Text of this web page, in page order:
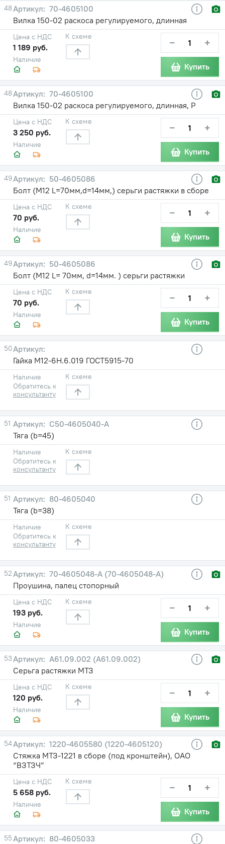
48
70-4605100
Вилка 150-02 раскоса регулируемого, длинная
Наличие
Цена с НДС
1 189 руб.
К схеме − +
Купить
48
70-4605100
Вилка 150-02 раскоса регулируемого, длинная, Р
Наличие
Цена с НДС
3 250 руб.
К схеме − +
Купить
49
50-4605086
Болт (М12 L=70мм,d=14мм,) серьги растяжки в сборе
Наличие
Цена с НДС
70 руб.
К схеме − +
Купить
49
50-4605086
Болт (М12 L= 70мм, d=14мм. ) серьги растяжки
Наличие
Цена с НДС
70 руб.
К схеме − +
Купить
50
Гайка М12-6Н.6.019 ГОСТ5915-70
Наличие
Обратитесь к
консультанту
К схеме
51
С50-4605040-А
Тяга (b=45)
Наличие
Обратитесь к
консультанту
К схеме
51
80-4605040
Тяга (b=38)
Наличие
Обратитесь к
консультанту
К схеме
52
70-4605048-A (70-4605048-А)
Проушина, палец стопорный
Наличие
Цена с НДС
193 руб.
К схеме − +
Купить
53
A61.09.002 (А61.09.002)
Серьга растяжки МТЗ
Наличие
Цена с НДС
120 руб.
К схеме − +
Купить
54
1220-4605580 (1220-4605120)
Стяжка МТЗ-1221 в сборе (под кронштейн), ОАО
“ВЗТЗЧ”
Наличие
Цена с НДС
5 658 руб.
К схеме − +
Купить
55
80-4605033